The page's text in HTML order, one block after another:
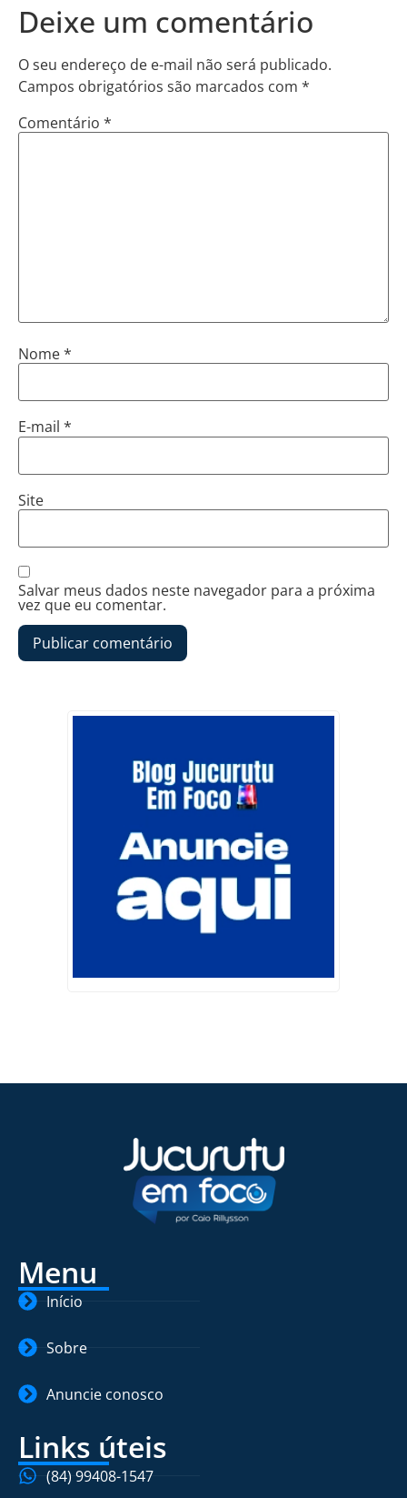
Deixe um comentário
O seu endereço de e-mail não será publicado.
Campos obrigatórios são marcados com *
Comentário *
Nome*
E-mail *
Site
Salvar meus dados neste navegador para a próxima
vez que eu comentar.
Menu
Início
Sobre
Anuncie conosco
Links úteis
(84) 99408-1547